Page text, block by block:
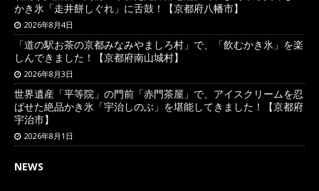
かき氷「走井餅しぐれ」に舌鼓！【京都府八幡市】
2026年8月4日
「道の駅お茶の京都みなみやましろ村」で、「飲むかき氷」を楽
しんできました！【京都府南山城村】
2026年8月3日
世界遺産「平等院」の門前「赤門茶屋」で、アイスクリームを忍
ばせた絶品かき氷「宇治しのぶ」を堪能してきました！【京都府
宇治市】
2026年8月1日
NEWS